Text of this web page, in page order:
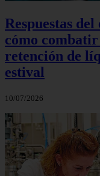
Respuestas
cómo
retención de
estival
10/07/2026